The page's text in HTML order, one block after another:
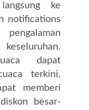
ke
notifications
dapat
terkini,
memberi
besar-